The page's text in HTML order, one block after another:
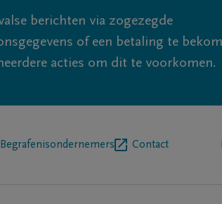
berichten via zogezegde
of een betaling te
acties om dit te voorkomen.
Begrafenisondernemers Contact